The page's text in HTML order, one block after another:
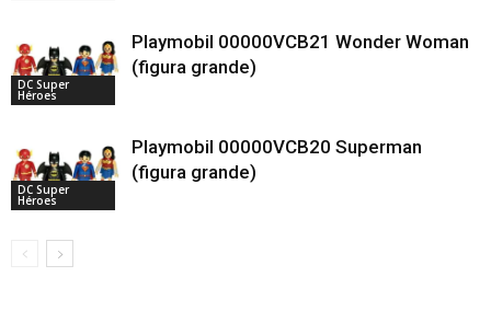
DC Super
Héroes
Playmobil 00000VCB21 Wonder Woman
(figura grande)
DC Super
Héroes
Playmobil 00000VCB20 Superman
(figura grande)